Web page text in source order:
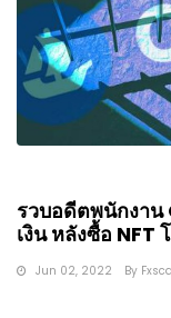
รวบอดีตพนักงา
เงิน หลังซื้อ NFT
Jun 02, 2022 By